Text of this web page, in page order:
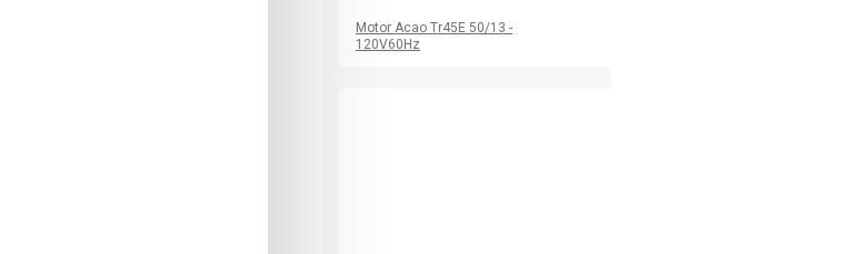
Motor Acao Tr45E 50/13 -
120V60Hz